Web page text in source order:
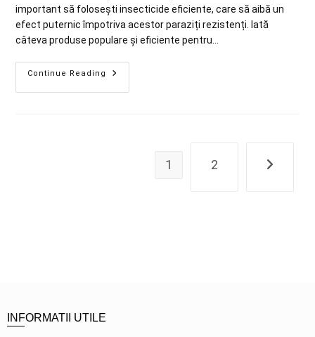
important să folosești insecticide eficiente, care să aibă un
efect puternic împotriva acestor paraziți rezistenți. Iată
câteva produse populare și eficiente pentru…
Continue Reading
1 2
INFORMATII UTILE